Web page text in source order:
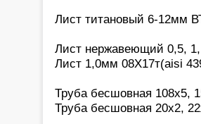
Лист титановый 6-12мм
Лист нержавеющий 0,5,
Лист 1,0мм 08Х17т(aisi
Труба бесшовная 108х5,
Труба бесшовная 20х2,